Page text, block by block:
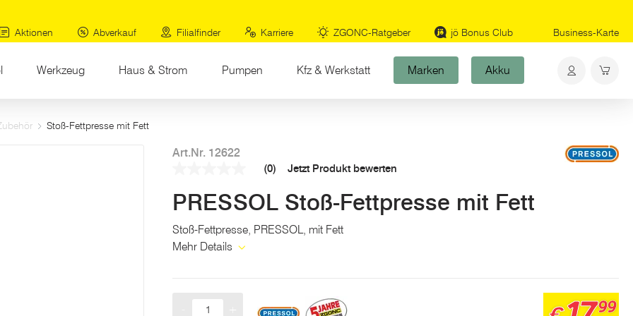
Aktionen
Abverkauf Filialfinder Karriere ZGONC-Ratgeber jö Bonus Club Business-Karte
Werkzeug Haus & Strom Pumpen Kfz & Werkstatt Marken Akku
Stoß-Fettpresse mit Fett
Art.Nr. 12622
Link
auf
Seite.
(0) Jetzt Produkt bewerten
PRESSOL Stoß-Fettpresse mit Fett
Stoß-Fettpresse, PRESSOL, mit Fett
Mehr Details
99